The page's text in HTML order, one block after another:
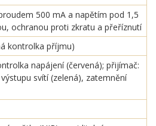
500 mA a napětím pod 1,5
ochranou proti zkratu a přeříznutí
kontrolka příjmu)
napájení (červená); přijímač:
svítí (zelená), zatemnění